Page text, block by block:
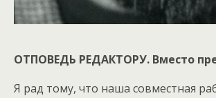
ОТПОВЕДЬ РЕДАКТОРУ. Вместо
Я рад тому, что наша совместная